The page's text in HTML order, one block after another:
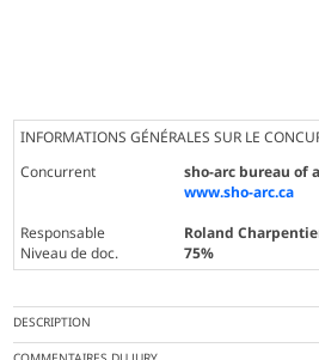
INFORMATIONS GÉNÉRALES SUR LE
Concurrent
sho-arc bureau of
www.sho-arc.ca
Responsable
Roland
Niveau de doc.
75%
DESCRIPTION